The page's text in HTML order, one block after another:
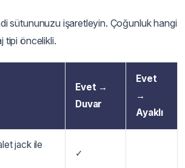
sütununuzu işaretleyin. Çoğunluk hangi
tipi öncelikli.
Evet →
Duvar
Evet
→
Ayaklı
jack ile
✓